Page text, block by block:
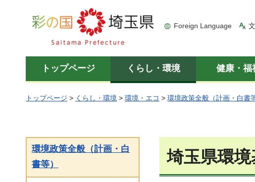
彩の国 埼玉県
Foreign Language
トップページ くらし・環境 健康・福
トップページ > くらし・環境 > 環境・エコ > 環境政策全般（計画・白書
環境政策全般（計画・白
書等）
埼玉県環